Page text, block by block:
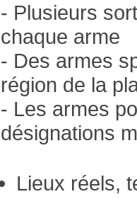
- Plusieurs
chaque arme
- Des armes
région de la
- Les armes
désignations
Lieux réels,